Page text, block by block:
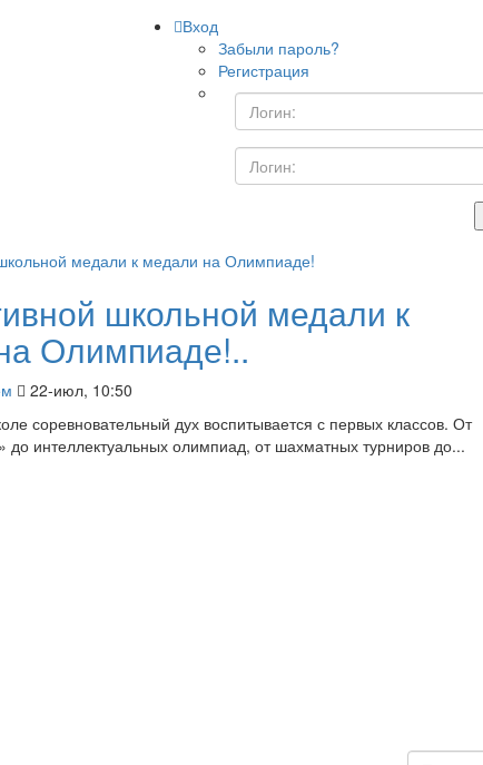
Вход
Забыли пароль?
Регистрация
школьной медали к
Олимпиаде!..
22-июл, 10:50
соревновательный дух воспитывается с первых классов. От
до интеллектуальных олимпиад, от шахматных турниров до...